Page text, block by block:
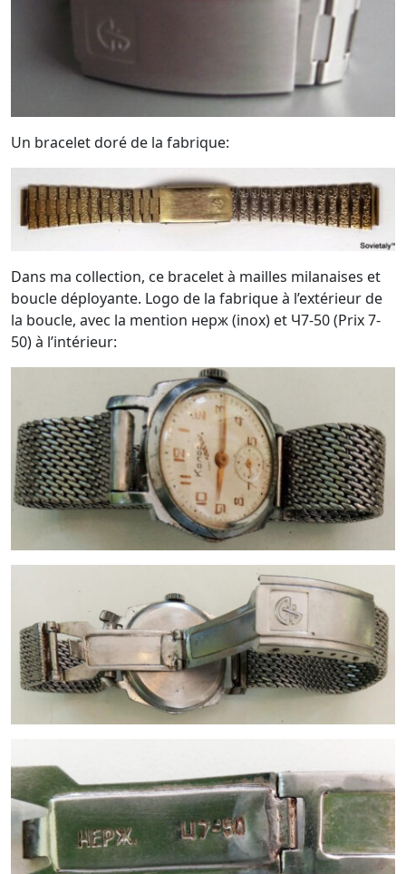
Un bracelet doré de la fabrique:
Dans ma collection, ce bracelet à mailles milanaises et
boucle déployante. Logo de la fabrique à l’extérieur de
la boucle, avec la mention нерж (inox) et Ч7-50 (Prix 7-
50) à l’intérieur: